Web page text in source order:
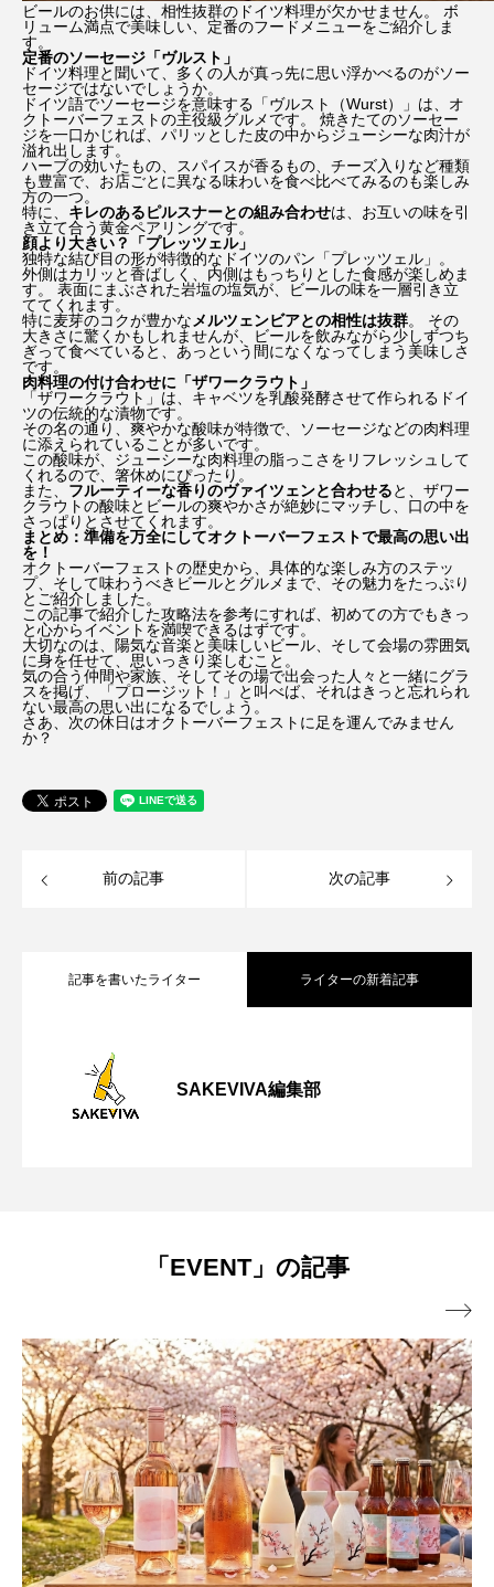
ビールのお供には、相性抜群のドイツ料理が欠かせません。 ボ
リューム満点で美味しい、定番のフードメニューをご紹介しま
す。
定番のソーセージ「ヴルスト」
ドイツ料理と聞いて、多くの人が真っ先に思い浮かべるのがソー
セージではないでしょうか。
ドイツ語でソーセージを意味する「ヴルスト（Wurst）」は、オ
クトーバーフェストの主役級グルメです。 焼きたてのソーセー
ジを一口かじれば、パリッとした皮の中からジューシーな肉汁が
溢れ出します。
ハーブの効いたもの、スパイスが香るもの、チーズ入りなど種類
も豊富で、お店ごとに異なる味わいを食べ比べてみるのも楽しみ
方の一つ。
特に、 キレのあるピルスナーとの組み合わせは、お互いの味を引
き立て合う黄金ペアリングです。
顔より大きい？「プレッツェル」
独特な結び目の形が特徴的なドイツのパン「プレッツェル」。
外側はカリッと香ばしく、内側はもっちりとした食感が楽しめま
す。 表面にまぶされた岩塩の塩気が、ビールの味を一層引き立
ててくれます。
特に麦芽のコクが豊かな メルツェンビアとの相性は抜群。 その
大きさに驚くかもしれませんが、ビールを飲みながら少しずつち
ぎって食べていると、あっという間になくなってしまう美味しさ
です。
肉料理の付け合わせに「ザワークラウト」
「ザワークラウト」は、キャベツを乳酸発酵させて作られるドイ
ツの伝統的な漬物です。
その名の通り、爽やかな酸味が特徴で、ソーセージなどの肉料理
に添えられていることが多いです。
この酸味が、ジューシーな肉料理の脂っこさをリフレッシュして
くれるので、箸休めにぴったり。
また、 フルーティーな香りのヴァイツェンと合わせると、ザワー
クラウトの酸味とビールの爽やかさが絶妙にマッチし、口の中を
さっぱりとさせてくれます。
まとめ：準備を万全にしてオクトーバーフェストで最高の思い出
を！
オクトーバーフェストの歴史から、具体的な楽しみ方のステッ
プ、そして味わうべきビールとグルメまで、その魅力をたっぷり
とご紹介しました。
この記事で紹介した攻略法を参考にすれば、初めての方でもきっ
と心からイベントを満喫できるはずです。
大切なのは、陽気な音楽と美味しいビール、そして会場の雰囲気
に身を任せて、思いっきり楽しむこと。
気の合う仲間や家族、そしてその場で出会った人々と一緒にグラ
スを掲げ、「プロージット！」と叫べば、それはきっと忘れられ
ない最高の思い出になるでしょう。
さあ、次の休日はオクトーバーフェストに足を運んでみません
か？
前の記事 次の記事
記事を書いたライター ライターの新着記事
SAKEVIVA編集部
ー｜お酌・座席・断り方の基本
「EVENT」の記事
